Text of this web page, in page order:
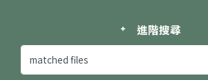
進階搜尋